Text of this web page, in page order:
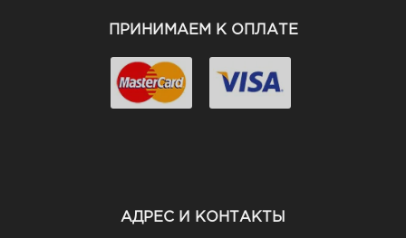
ПРИНИМАЕМ К ОПЛАТЕ
АДРЕС И КОНТАКТЫ